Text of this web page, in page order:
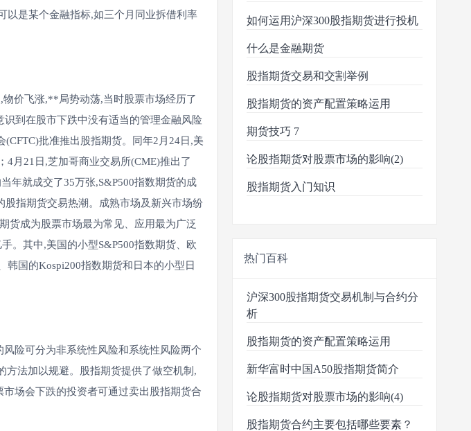
以是某个金融指标,如三个月同业拆借利率
价飞涨,**局势动荡,当时股票市场经历了
到在股市下跌中没有适当的管理金融风险
批准推出股指期货。同年2月24日,美
月21日,芝加哥商业交易所(CME)推出了
年就成交了35万张,S&P500指数期货的成
指期货交易热潮。成熟市场及新兴市场纷
货成为股票市场最为常见、应用最为广泛
。其中,美国的小型S&P500指数期货、欧
韩国的Kospi200指数期货和日本的小型日
险可分为非系统性风险和系统性风险两个
方法加以规避。股指期货提供了做空机制,
场会下跌的投资者可通过卖出股指期货合
如何运用沪深300股指期货进行投机
什么是金融期货
股指期货交易和交割举例
股指期货的资产配置策略运用
期货技巧 7
论股指期货对股票市场的影响(2)
股指期货入门知识
热门百科
沪深300股指期货交易机制与合约分
析
股指期货的资产配置策略运用
新华富时中国A50股指期货简介
论股指期货对股票市场的影响(4)
股指期货合约主要包括哪些要素？